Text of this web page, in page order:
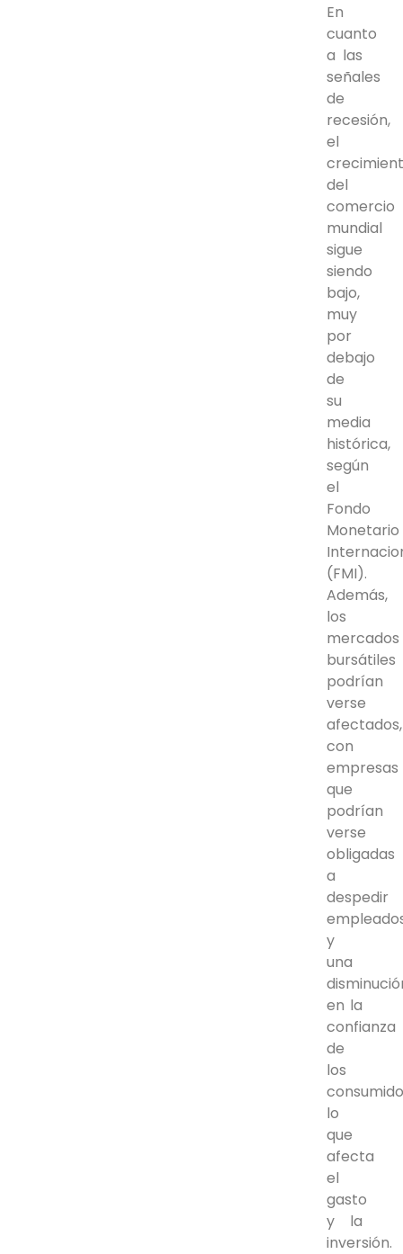
En
cuanto
a las
señales
de
recesión,
el
del
comercio
mundial
sigue
siendo
bajo,
muy
por
debajo
de
su
media
histórica,
según
el
Fondo
Monetario
(FMI).
Además,
los
mercados
bursátiles
podrían
verse
afectados,
con
empresas
que
podrían
verse
obligadas
a
despedir
y
una
en la
confianza
de
los
lo
que
afecta
el
gasto
y la
inversión.